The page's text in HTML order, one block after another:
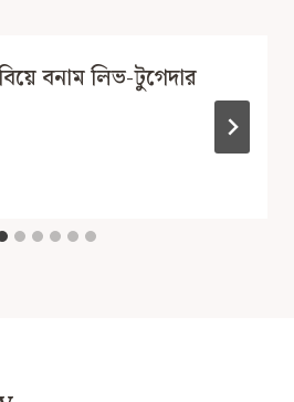
বনাম লিভ-টুগেদার